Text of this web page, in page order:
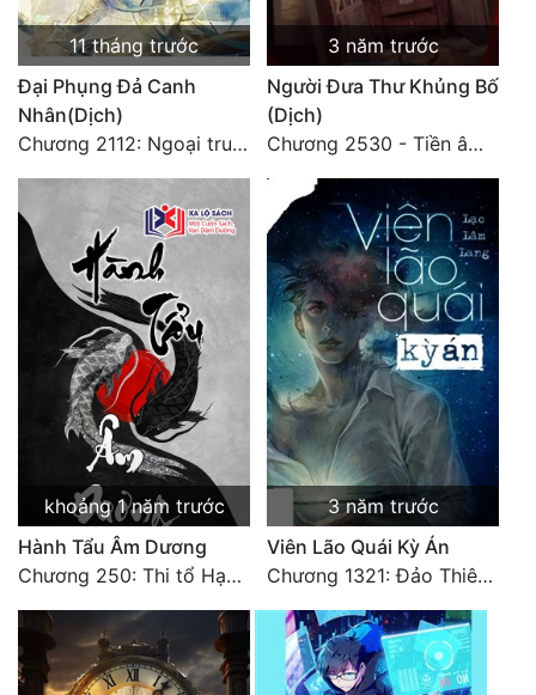
Quân Sự
Sảng Văn
Sắc
Sủng
Thanh Xuân
Tiên Hiệp
Trinh Thám
Triều Đấu
Trọng Sinh
Tu Tiên
Tội Phạm
11 tháng trước
Đại Phụng Đả Canh
Nhân(Dịch)
Chương 2112: Ngoại truyện 3 - Tiệc mừng công
3 năm trước
Người Đưa Thư Khủng Bố
(Dịch)
Chương 2530 - Tiền âm phủ (2)
khoảng 1 năm trước
Hành Tẩu Âm Dương
Chương 250: Thi tổ Hạn Bạt
3 năm trước
Viên Lão Quái Kỳ Án
Chương 1321: Đảo Thiên Đường